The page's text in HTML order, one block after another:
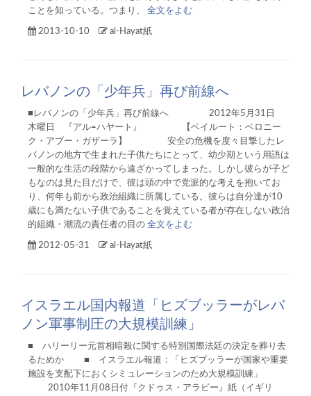
ことを知っている。つまり、 全文をよむ
2013-10-10 al-Hayat紙
レバノンの「少年兵」再び前線へ
■レバノンの「少年兵」再び前線へ 2012年5月31日
木曜日 『アル=ハヤート』 【ベイルート：ベロニー
ク・アブー・ガザーラ】 安全の危機を度々目撃したレ
バノンの地方で生まれた子供たちにとって、幼少期という用語は
一般的な生活の段階から遠ざかってしまった。しかし彼らが子ど
もなのは見た目だけで、彼は頭の中で党派的な考えを抱いてお
り、何年も前から政治組織に所属している。彼らは自分達が10
歳にも満たない子供であることを覚えている者が存在しない政治
的組織・潮流の責任者の目の 全文をよむ
2012-05-31 al-Hayat紙
イスラエル国内報道「ヒズブッラーがレバ
ノン軍事制圧の大規模訓練」
■ ハリーリー元首相暗殺に関する特別国際法廷の決定を葬り去
るためか ■ イスラエル報道：「ヒズブッラーが国家や重要
施設を支配下におくシミュレーションのため大規模訓練」
2010年11月08日付『クドゥス・アラビー』紙（イギリ